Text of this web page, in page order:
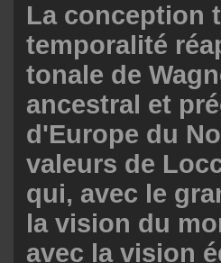
La conception
temporalité
tonale de
ancestral et
d'Europe du
valeurs de
qui, avec le
la vision du
avec la vision